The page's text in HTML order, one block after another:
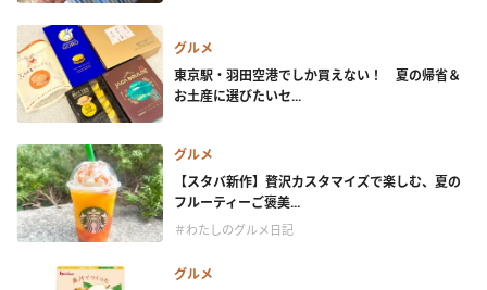
グルメ
東京駅・羽田空港でしか買えない！ 夏の帰省＆
お土産に選びたいセ...
グルメ
【スタバ新作】贅沢カスタマイズで楽しむ、夏の
フルーティーご褒美...
＃わたしのグルメ日記
グルメ